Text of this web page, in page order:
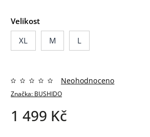
Velikost
XL
M L
Značka: BUSHIDO
Neohodnoceno
1 499 Kč